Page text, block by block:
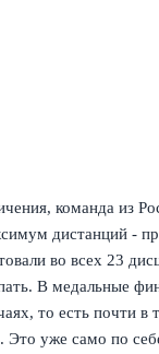
команда из
дистанций -
во всех 23
В медальные
то есть почти в
Это уже само по